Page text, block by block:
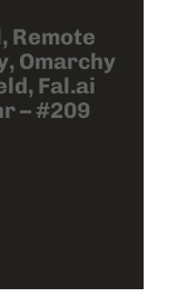
Remote
Omarchy
Fal.ai
– #209